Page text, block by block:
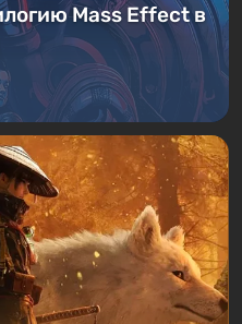
Mass Effect в